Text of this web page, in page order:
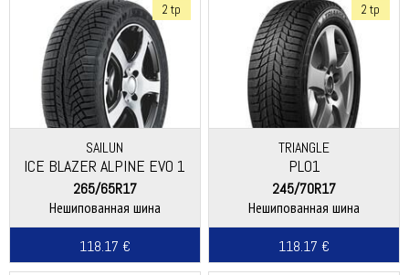
2 tp
SAILUN
ICE BLAZER ALPINE EVO 1
265/65R17
Нешипованная шина
118.17 €
2 tp
TRIANGLE
PL01
245/70R17
Нешипованная шина
118.17 €